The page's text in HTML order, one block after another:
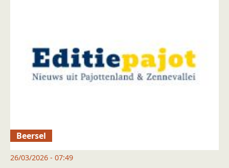
Beersel
26/03/2026 - 07:49